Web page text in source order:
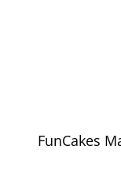
FunCakes